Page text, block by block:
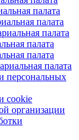
палата
палата
палата
палата
палата
палата
персональных
cookie
организации